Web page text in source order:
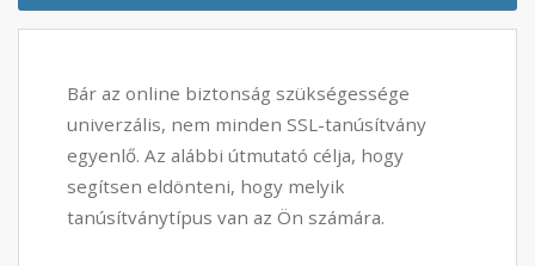
Bár az online biztonság szükségessége
univerzális, nem minden SSL-tanúsítvány
egyenlő. Az alábbi útmutató célja, hogy
segítsen eldönteni, hogy melyik
tanúsítványtípus van az Ön számára.